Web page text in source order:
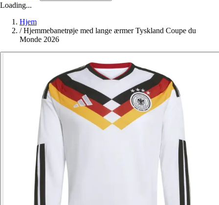
Loading...
Hjem
/ Hjemmebanetrøje med lange ærmer Tyskland Coupe du
Monde 2026